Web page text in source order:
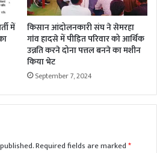
में
किसान आंदोलनकारी संघ ने सेमरहा
गांव हादसे में पीड़ित परिवार को आर्थिक
उन्नति करने दोना पत्तल बनने का मशीन
किया भेट
September 7, 2024
Required fields are marked*